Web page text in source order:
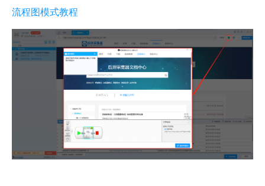
流程图模式教程